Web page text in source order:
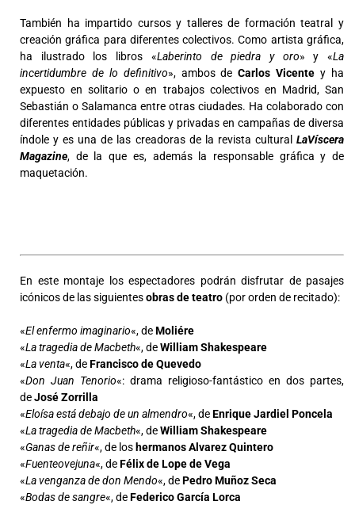
También ha impartido cursos y talleres de formación teatral y
creación gráfica para diferentes colectivos. Como artista gráfica,
ha ilustrado los libros «Laberinto de piedra y oro» y «La
incertidumbre de lo definitivo», ambos deCarlos Vicente y ha
expuesto en solitario o en trabajos colectivos en Madrid, San
Sebastián o Salamanca entre otras ciudades. Ha colaborado con
diferentes entidades públicas y privadas en campañas de diversa
índole y es una de las creadoras de la revista cultural LaVíscera
Magazine, de la que es, además la responsable gráfica y de
maquetación.
En este montaje los espectadores podrán disfrutar de pasajes
icónicos de las siguientesobras de teatro (por orden de recitado):
«El enfermo imaginario«, deMoliére
«La tragedia de Macbeth«, deWilliam Shakespeare
«La venta«, deFrancisco de Quevedo
«Don Juan Tenorio«: drama religioso-fantástico en dos partes,
deJosé Zorrilla
«Eloísa está debajo de un almendro«, deEnrique Jardiel Poncela
«La tragedia de Macbeth«, deWilliam Shakespeare
«Ganas de reñir«, de los hermanos Alvarez Quintero
«Fuenteovejuna«, deFélix de Lope de Vega
«La venganza de don Mendo«, dePedro Muñoz Seca
«Bodas de sangre«, deFederico García Lorca